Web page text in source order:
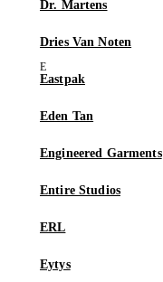
Dr. Martens
Dries Van Noten
Eastpak
Eden Tan
Engineered Garments
Entire Studios
ERL
Eytys